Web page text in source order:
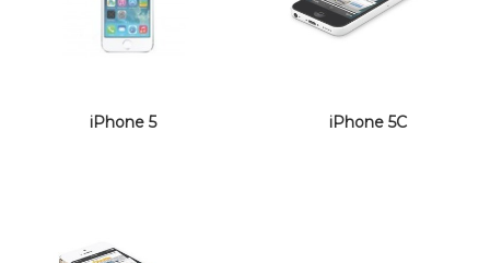
iPhone 5 iPhone 5C